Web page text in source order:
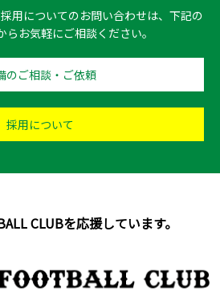
用についてのお問い合わせは、下記の
らお気軽にご相談ください。
のご相談・ご依頼
採用について
CLUBを応援しています。